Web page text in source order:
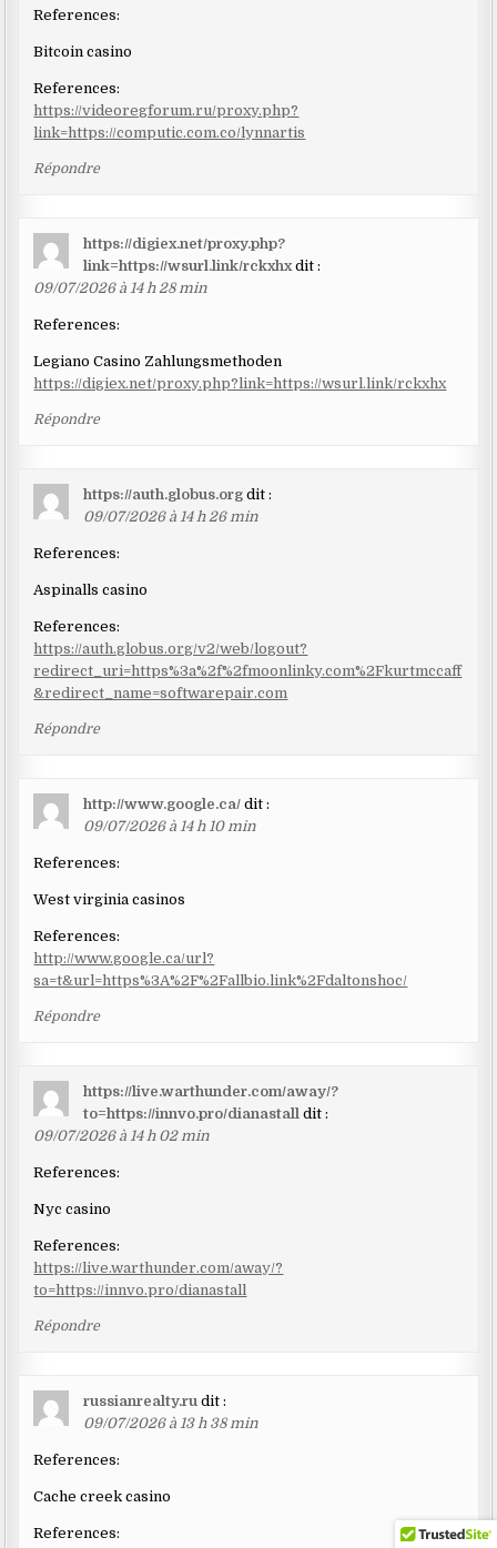
References:
Bitcoin casino
References:
https://videoregforum.ru/proxy.php?
link=https://computic.com.co/lynnartis
Répondre
https://digiex.net/proxy.php?
link=https://wsurl.link/rckxhx dit :
09/07/2026 à 14 h 28 min
References:
Legiano Casino Zahlungsmethoden
https://digiex.net/proxy.php?link=https://wsurl.link/rckxhx
Répondre
https://auth.globus.org dit :
09/07/2026 à 14 h 26 min
References:
Aspinalls casino
References:
https://auth.globus.org/v2/web/logout?
redirect_uri=https%3a%2f%2fmoonlinky.com%2Fkurtmccaff
&redirect_name=softwarepair.com
Répondre
http://www.google.ca/ dit :
09/07/2026 à 14 h 10 min
References:
West virginia casinos
References:
http://www.google.ca/url?
sa=t&url=https%3A%2F%2Fallbio.link%2Fdaltonshoc/
Répondre
https://live.warthunder.com/away/?
to=https://innvo.pro/dianastall dit :
09/07/2026 à 14 h 02 min
References:
Nyc casino
References:
https://live.warthunder.com/away/?
to=https://innvo.pro/dianastall
Répondre
russianrealty.ru dit :
09/07/2026 à 13 h 38 min
References:
Cache creek casino
References: